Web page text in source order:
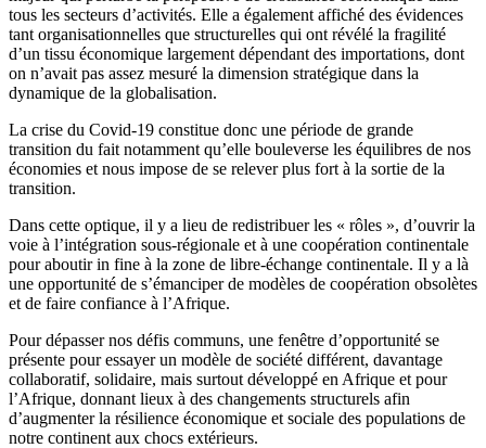
tous les secteurs d’activités. Elle a également affiché des évidences
tant organisationnelles que structurelles qui ont révélé la fragilité
d’un tissu économique largement dépendant des importations, dont
on n’avait pas assez mesuré la dimension stratégique dans la
dynamique de la globalisation.
La crise du Covid-19 constitue donc une période de grande
transition du fait notamment qu’elle bouleverse les équilibres de nos
économies et nous impose de se relever plus fort à la sortie de la
transition.
Dans cette optique, il y a lieu de redistribuer les « rôles », d’ouvrir la
voie à l’intégration sous-régionale et à une coopération continentale
pour aboutir in fine à la zone de libre-échange continentale. Il y a là
une opportunité de s’émanciper de modèles de coopération obsolètes
et de faire confiance à l’Afrique.
Pour dépasser nos défis communs, une fenêtre d’opportunité se
présente pour essayer un modèle de société différent, davantage
collaboratif, solidaire, mais surtout développé en Afrique et pour
l’Afrique, donnant lieux à des changements structurels afin
d’augmenter la résilience économique et sociale des populations de
notre continent aux chocs extérieurs.